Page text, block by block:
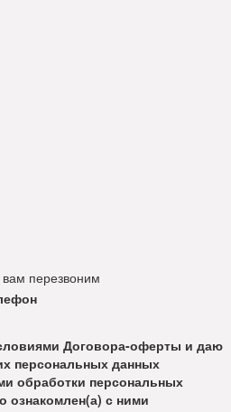
перезвоним
Договора-оферты и даю
персональных данных
обработки персональных
ознакомлен(а) с ними